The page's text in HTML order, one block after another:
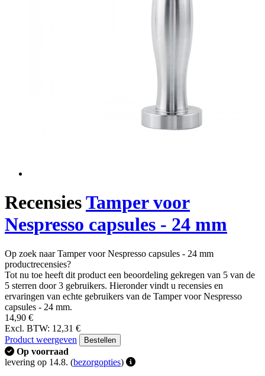
RecensiesTamper voor
Nespresso capsules - 24 mm
Op zoek naar Tamper voor Nespresso capsules - 24 mm
productrecensies?
Tot nu toe heeft dit product een beoordeling gekregen van 5 van de
5 sterren door 3 gebruikers. Hieronder vindt u recensies en
ervaringen van echte gebruikers van de Tamper voor Nespresso
capsules - 24 mm.
14,90 €
Excl. BTW: 12,31 €
Product weergeven
Bestellen
Op voorraad
levering op 14.8. (bezorgopties)